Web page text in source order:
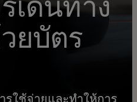
เดินทาง
ยบัตร
รใช้จ่ายและทำให้การ